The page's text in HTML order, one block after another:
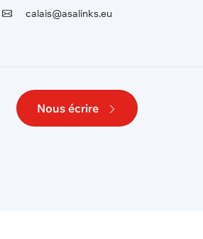
calais@asalinks.eu
Nous écrire